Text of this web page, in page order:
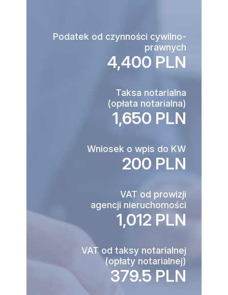
Podatek od czynności cywilno-
prawnych
4,400 PLN
Taksa notarialna
(opłata notarialna)
1,650 PLN
Wniosek o wpis do KW
200 PLN
VAT od prowizji
agencji nieruchomości
1,012 PLN
VAT od taksy notarialnej
(opłaty notarialnej)
379.5 PLN